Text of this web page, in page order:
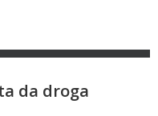
da droga